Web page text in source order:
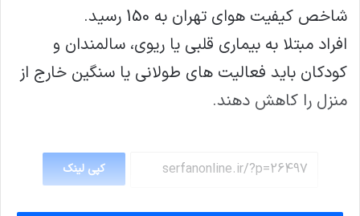
شاخص کیفیت هوای تهران به 150 رسید.
افراد مبتلا به بیماری قلبی یا ریوی، سالمندان و
کودکان باید فعالیت های طولانی یا سنگین خارج از
منزل را کاهش دهند.
کپی لینک